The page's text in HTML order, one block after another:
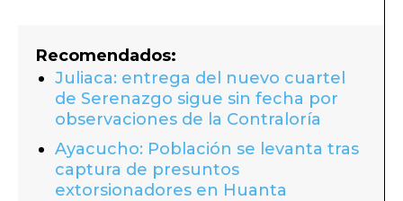
Recomendados:
Juliaca: entrega del nuevo cuartel
de Serenazgo sigue sin fecha por
observaciones de la Contraloría
Ayacucho: Población se levanta tras
captura de presuntos
extorsionadores en Huanta